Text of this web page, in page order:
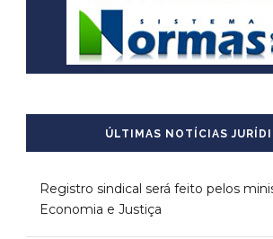
ÚLTIMAS NOTÍCIAS
Registro sindical será feito pelos
Economia e Justiça